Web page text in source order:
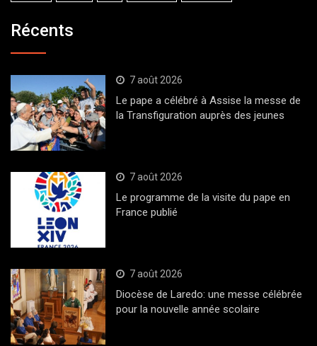
Récents
7 août 2026
Le pape a célébré à Assise la messe de
la Transfiguration auprès des jeunes
7 août 2026
Le programme de la visite du pape en
France publié
7 août 2026
Diocèse de Laredo: une messe célébrée
pour la nouvelle année scolaire